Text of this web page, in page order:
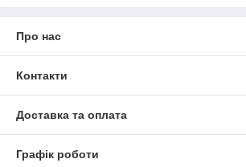
Про нас
Контакти
Доставка та оплата
Графік роботи